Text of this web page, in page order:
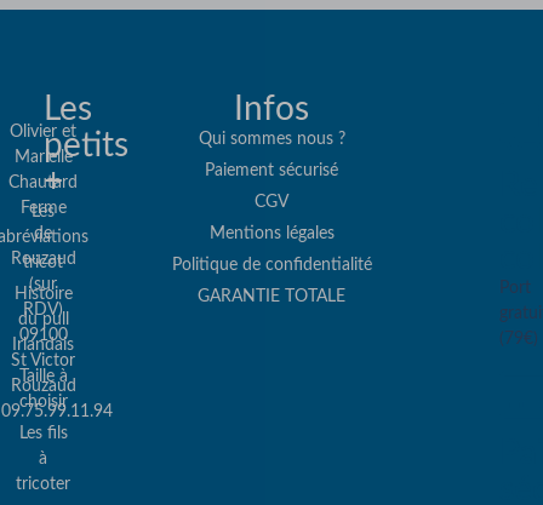
Olivier et
Marielle
Chautard
Ferme
de
Rouzaud
(sur
RDV)
09100
St Victor
Rouzaud
09.75.99.11.94
Les
petits
+
Les
tricot
Histoire
du pull
Irlandais
Taille à
choisir
Les fils
à
tricoter
Infos
Qui sommes nous ?
Paiement sécurisé
CGV
Mentions légales
Politique de confidentialité
GARANTIE TOTALE
Port
(79€)